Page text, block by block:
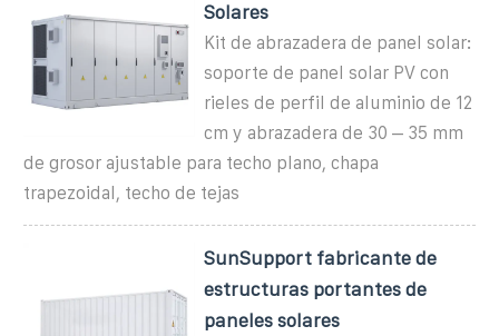
Solares
Kit de abrazadera de panel solar:
soporte de panel solar PV con
rieles de perfil de aluminio de 12
cm y abrazadera de 30 – 35 mm
de grosor ajustable para techo plano, chapa
trapezoidal, techo de tejas
SunSupport fabricante de
estructuras portantes de
paneles solares